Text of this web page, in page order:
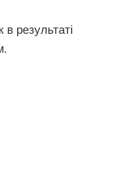
в результаті